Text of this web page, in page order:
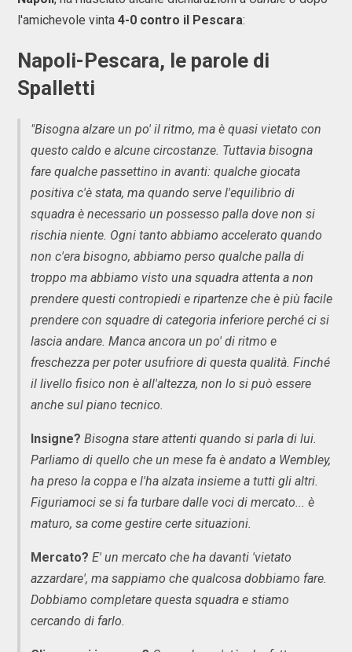
l'amichevole vinta 4-0 contro il Pescara:
Napoli-Pescara, le parole di
Spalletti
"Bisogna alzare un po' il ritmo, ma è quasi vietato con
questo caldo e alcune circostanze. Tuttavia bisogna
fare qualche passettino in avanti: qualche giocata
positiva c'è stata, ma quando serve l'equilibrio di
squadra è necessario un possesso palla dove non si
rischia niente. Ogni tanto abbiamo accelerato quando
non c'era bisogno, abbiamo perso qualche palla di
troppo ma abbiamo visto una squadra attenta a non
prendere questi contropiedi e ripartenze che è più facile
prendere con squadre di categoria inferiore perché ci si
lascia andare. Manca ancora un po' di ritmo e
freschezza per poter usufriore di questa qualità. Finché
il livello fisico non è all'altezza, non lo si può essere
anche sul piano tecnico.
Insigne? Bisogna stare attenti quando si parla di lui.
Parliamo di quello che un mese fa è andato a Wembley,
ha preso la coppa e l'ha alzata insieme a tutti gli altri.
Figuriamoci se si fa turbare dalle voci di mercato... è
maturo, sa come gestire certe situazioni.
Mercato? E' un mercato che ha davanti 'vietato
azzardare', ma sappiamo che qualcosa dobbiamo fare.
Dobbiamo completare questa squadra e stiamo
cercando di farlo.